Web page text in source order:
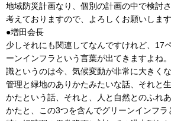
地域防災計画なり、個別の計画の中で検討
考えておりますので、よろしくお願いします
●増田会長
少しそれにも関連してなんですけれど、17
ーンインフラという言葉が出てきますよね
識というのは今、気候変動が非常に大きく
管理と緑地のありかたみたいな話、それと
かたという話、それと、人と自然とのふれ
かたと、この3つを含んでグリーンインフラ